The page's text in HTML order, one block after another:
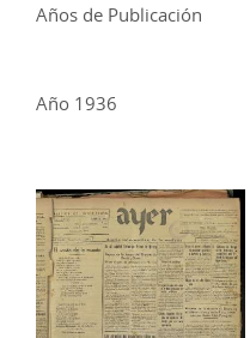
Años de Publicación
Año 1936